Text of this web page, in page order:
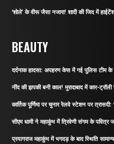
‘शोले’ के वीरू जैसा नजारा! शादी की जिद में
BEAUTY
दर्दनाक हादसा: अपहरण केस में गई पुलिस टीम
नींद की झपकी बनी काल! मुरादाबाद में कार-
कार्तिक पूर्णिमा पर चुनार रेलवे स्टेशन पर
सीएम धामी ने महाकुंभ में त्रिवेणी संगम के पवित्र
प्रयागराज महाकुंभ में भगदड़ के बाद स्थिति